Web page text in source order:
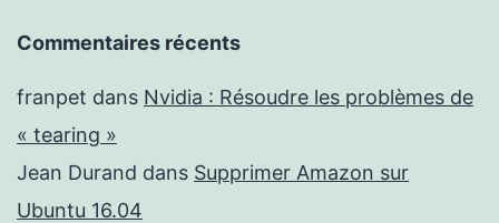
Commentaires récents
franpet dans Nvidia : Résoudre les problèmes de
« tearing »
Jean Durand dans Supprimer Amazon sur
Ubuntu 16.04